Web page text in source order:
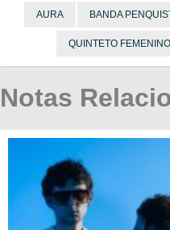
AURA BANDA
QUINTETO FEMENINO
Notas